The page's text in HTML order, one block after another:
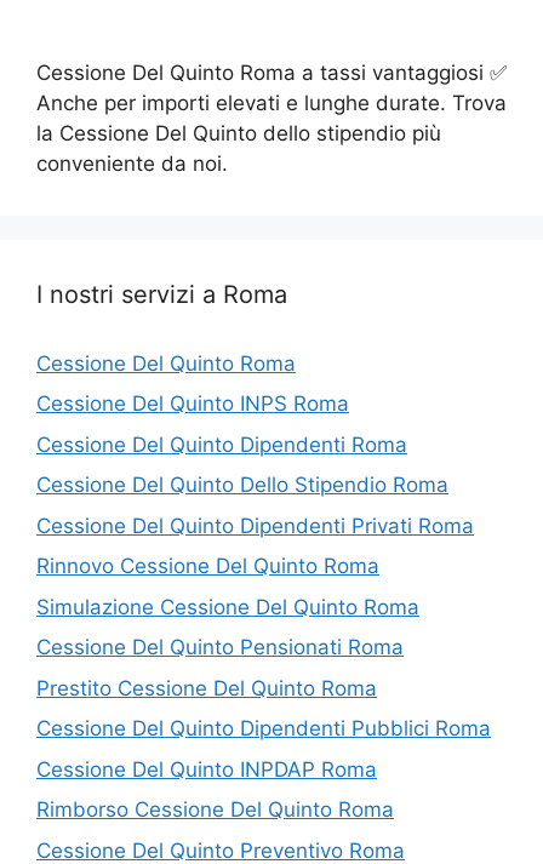
Cessione Del Quinto Roma a tassi vantaggiosi ✅
Anche per importi elevati e lunghe durate. Trova
la Cessione Del Quinto dello stipendio più
conveniente da noi.
I nostri servizi a Roma
Cessione Del Quinto Roma
Cessione Del Quinto INPS Roma
Cessione Del Quinto Dipendenti Roma
Cessione Del Quinto Dello Stipendio Roma
Cessione Del Quinto Dipendenti Privati Roma
Rinnovo Cessione Del Quinto Roma
Simulazione Cessione Del Quinto Roma
Cessione Del Quinto Pensionati Roma
Prestito Cessione Del Quinto Roma
Cessione Del Quinto Dipendenti Pubblici Roma
Cessione Del Quinto INPDAP Roma
Rimborso Cessione Del Quinto Roma
Cessione Del Quinto Preventivo Roma